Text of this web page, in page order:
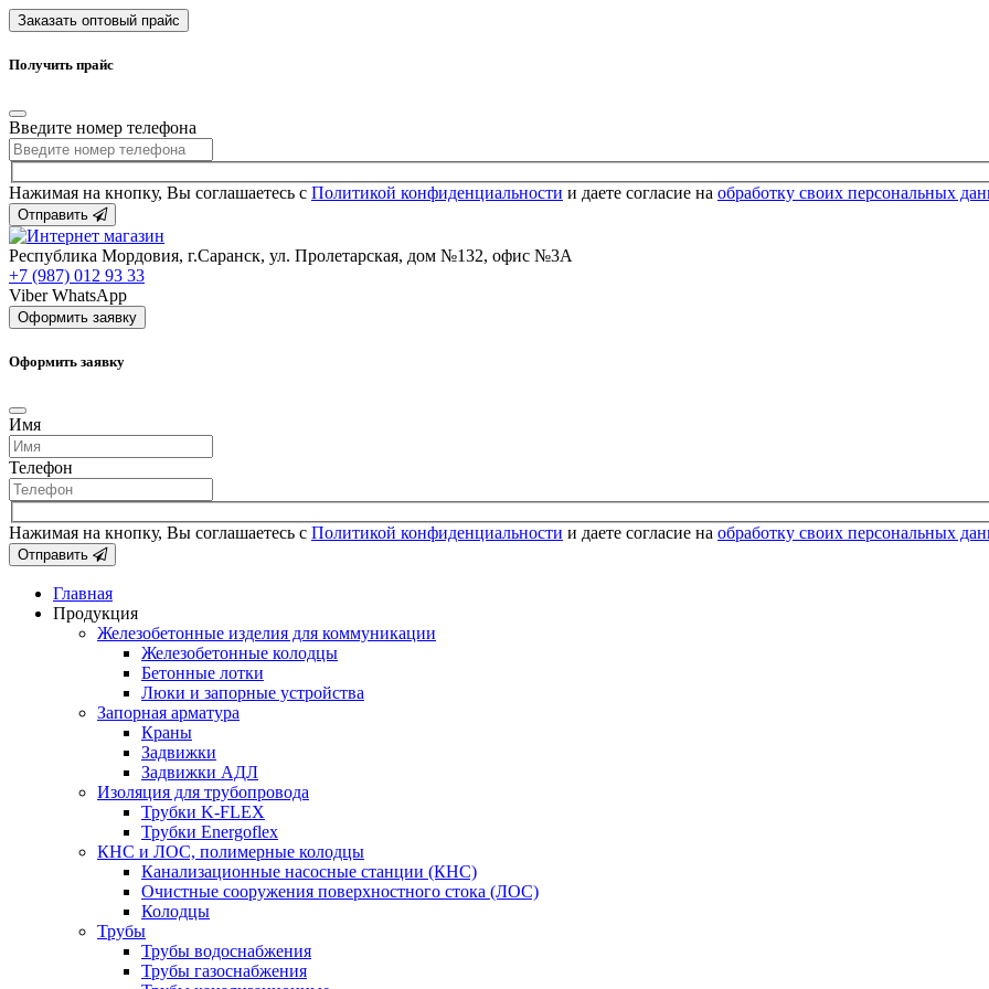
Заказать оптовый прайс
Получить прайс
Введите номер телефона
Нажимая на кнопку, Вы соглашаетесь с Политикой конфиденциальности и даете согласие на обработку своих персональных
Отправить
Республика Мордовия, г.Саранск, ул. Пролетарская, дом №132, офис №3А
+7 (987) 012 93 33
Viber WhatsApp
Оформить заявку
Оформить заявку
Имя
Телефон
Нажимая на кнопку, Вы соглашаетесь с Политикой конфиденциальности и даете согласие на обработку своих персональных
Отправить
Главная
Продукция
Железобетонные изделия для коммуникации
Железобетонные колодцы
Бетонные лотки
Люки и запорные устройства
Запорная арматура
Краны
Задвижки
Задвижки АДЛ
Изоляция для трубопровода
Трубки K-FLEX
Трубки Energoflex
КНС и ЛОС, полимерные колодцы
Канализационные насосные станции (КНС)
Очистные сооружения поверхностного стока (ЛОС)
Колодцы
Трубы
Трубы водоснабжения
Трубы газоснабжения